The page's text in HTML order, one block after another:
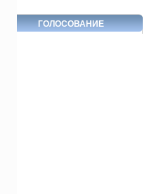
ГОЛОСОВАНИЕ